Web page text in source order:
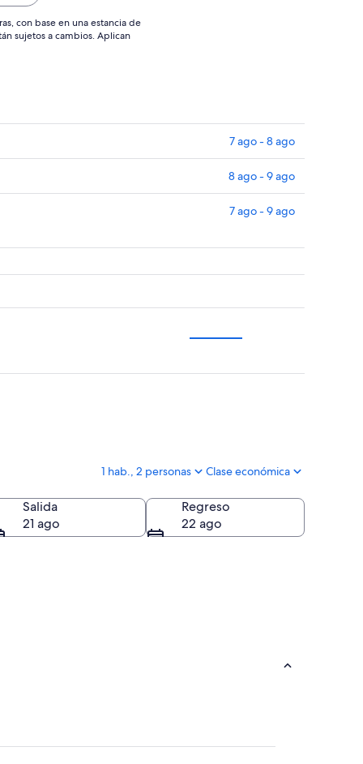
con base en una estancia de
sujetos a cambios. Aplican
7 ago - 8 ago
8 ago - 9 ago
7 ago - 9 ago
1 hab., 2 personas Clase económica
Salida
21 ago
Regreso
22 ago